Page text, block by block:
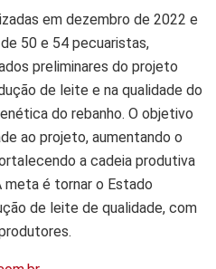
em dezembro de 2022 e
50 e 54 pecuaristas,
preliminares do projeto
de leite e na qualidade do
do rebanho. O objetivo
ao projeto, aumentando o
a cadeia produtiva
é tornar o Estado
de leite de qualidade, com